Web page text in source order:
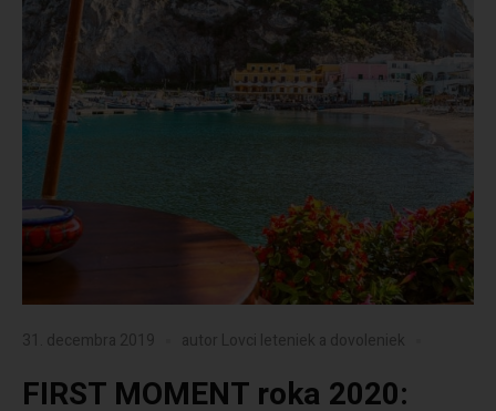
31. decembra 2019 autor Lovci leteniek a dovoleniek
FIRST MOMENT roka 2020: